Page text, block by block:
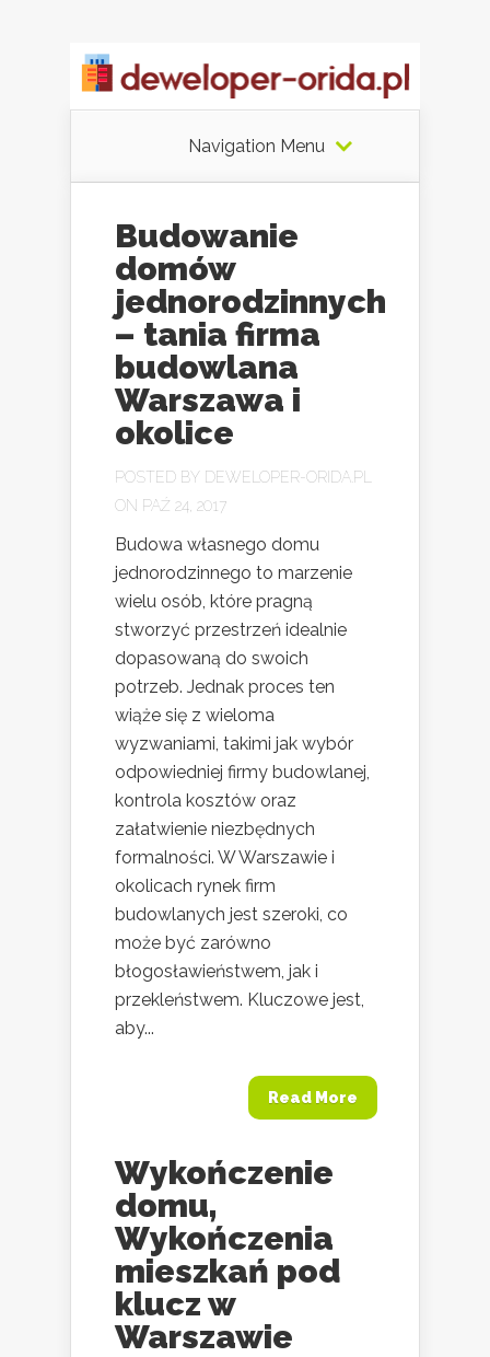
Navigation Menu
Budowanie
domów
jednorodzinnych
– tania firma
budowlana
Warszawa i
okolice
POSTED BY DEWELOPER-ORIDA.PL
ON PAŹ 24, 2017
Budowa własnego domu
jednorodzinnego to marzenie
wielu osób, które pragną
stworzyć przestrzeń idealnie
dopasowaną do swoich
potrzeb. Jednak proces ten
wiąże się z wieloma
wyzwaniami, takimi jak wybór
odpowiedniej firmy budowlanej,
kontrola kosztów oraz
załatwienie niezbędnych
formalności. W Warszawie i
okolicach rynek firm
budowlanych jest szeroki, co
może być zarówno
błogosławieństwem, jak i
przekleństwem. Kluczowe jest,
aby...
Read More
Wykończenie
domu,
Wykończenia
mieszkań pod
klucz w
Warszawie